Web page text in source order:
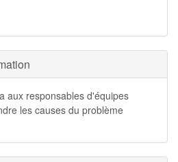
aux responsables d'équipes
les causes du problème